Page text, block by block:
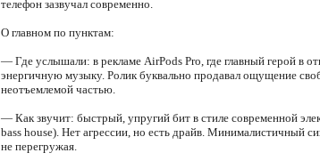
телефон зазвучал современно.
О главном по пунктам:
— Где услышали: в рекламе AirPods Pro, где главный герой в
энергичную музыку. Ролик буквально продавал ощущение
неотъемлемой частью.
— Как звучит: быстрый, упругий бит в стиле современной
bass house). Нет агрессии, но есть драйв. Минималистичный
не перегружая.